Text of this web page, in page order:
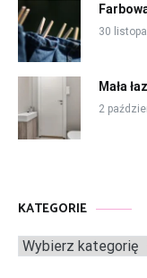
30
Mała
2
KATEGORIE
Kategorie